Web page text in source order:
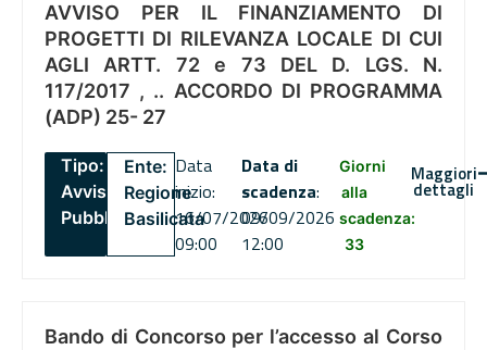
AVVISO PER IL FINANZIAMENTO DI
PROGETTI DI RILEVANZA LOCALE DI CUI
AGLI ARTT. 72 e 73 DEL D. LGS. N.
117/2017 , .. ACCORDO DI PROGRAMMA
(ADP) 25- 27
Tipo:
Avviso
Pubblico
Ente:
Regione
Basilicata
Data
inizio:
16/07/2026
09:00
Data di
scadenza:
09/09/2026
12:00
Giorni
alla
scadenza:
33
Maggiori
dettagli
Bando di Concorso per l’accesso al Corso